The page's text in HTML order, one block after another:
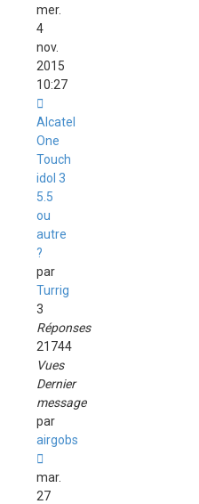
mer.
4
nov.
2015
10:27
Alcatel
One
Touch
idol 3
5.5
ou
autre
?
par
Turrig
3
Réponses
21744
Vues
Dernier
message
par
airgobs
mar.
27